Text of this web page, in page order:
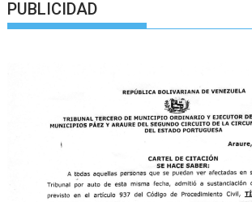
PUBLICIDAD